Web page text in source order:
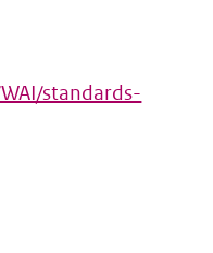
standards-